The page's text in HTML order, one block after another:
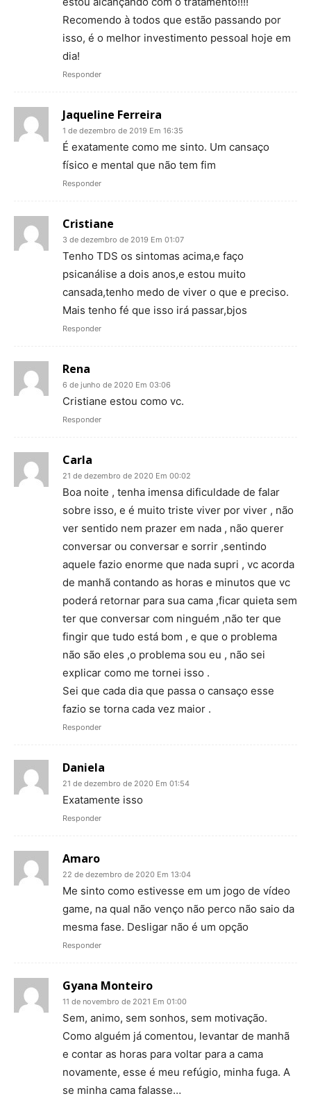
Recomendo à todos que estão passando por
isso, é o melhor investimento pessoal hoje em
dia!
Responder
Jaqueline Ferreira
1 de dezembro de 2019 Em 16:35
É exatamente como me sinto. Um cansaço
físico e mental que não tem fim
Responder
Cristiane
3 de dezembro de 2019 Em 01:07
Tenho TDS os sintomas acima,e faço
psicanálise a dois anos,e estou muito
cansada,tenho medo de viver o que e preciso.
Mais tenho fé que isso irá passar,bjos
Responder
Rena
6 de junho de 2020 Em 03:06
Cristiane estou como vc.
Responder
Carla
21 de dezembro de 2020 Em 00:02
Boa noite , tenha imensa dificuldade de falar
sobre isso, e é muito triste viver por viver , não
ver sentido nem prazer em nada , não querer
conversar ou conversar e sorrir ,sentindo
aquele fazio enorme que nada supri , vc acorda
de manhã contando as horas e minutos que vc
poderá retornar para sua cama ,ficar quieta sem
ter que conversar com ninguém ,não ter que
fingir que tudo está bom , e que o problema
não são eles ,o problema sou eu , não sei
explicar como me tornei isso .
Sei que cada dia que passa o cansaço esse
fazio se torna cada vez maior .
Responder
Daniela
21 de dezembro de 2020 Em 01:54
Exatamente isso
Responder
Amaro
22 de dezembro de 2020 Em 13:04
Me sinto como estivesse em um jogo de vídeo
game, na qual não venço não perco não saio da
mesma fase. Desligar não é um opção
Responder
Gyana Monteiro
11 de novembro de 2021 Em 01:00
Sem, animo, sem sonhos, sem motivação.
Como alguém já comentou, levantar de manhã
e contar as horas para voltar para a cama
novamente, esse é meu refúgio, minha fuga. A
se minha cama falasse…